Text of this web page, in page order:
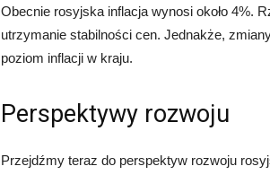
Obecnie rosyjska inflacja wynosi około 4%.
utrzymanie stabilności cen. Jednakże,
poziom inflacji w kraju.
Perspektywy rozwoju
Przejdźmy teraz do perspektyw rozwoju